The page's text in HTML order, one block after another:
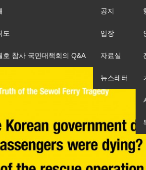
도
호 참사 국민대책회의 Q&A
공지
입장
자료실
뉴스레터